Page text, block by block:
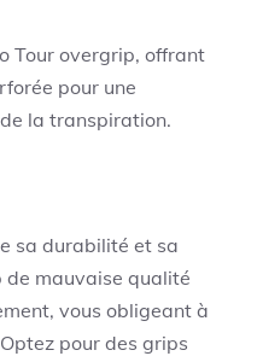
Tour overgrip, offrant
pour une
la transpiration.
sa durabilité et sa
de mauvaise qualité
vous obligeant à
pour des grips